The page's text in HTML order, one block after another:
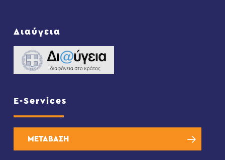
Διαύγεια
E-Services
ΜΕΤΑΒΑΣΗ